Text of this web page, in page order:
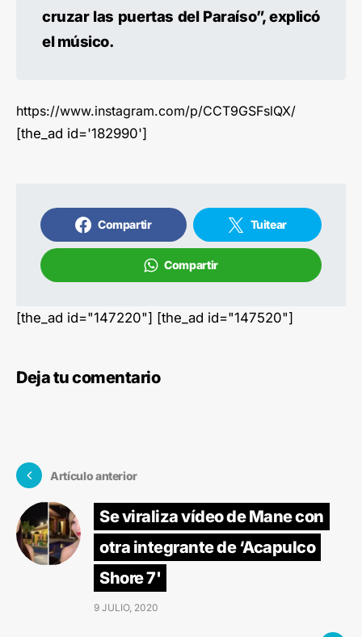
cruzar las puertas del Paraíso”, explicó
el músico.
https://www.instagram.com/p/CCT9GSFslQX/
[the_ad id='182990']
Compartir Tuitear
Compartir
[the_ad id="147220"] [the_ad id="147520"]
Deja tu comentario
Artículo anterior
Se viraliza vídeo de Mane con
otra integrante de ‘Acapulco
Shore 7'
9 JULIO, 2020